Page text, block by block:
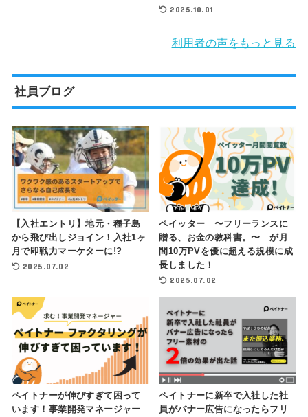
2025.10.01
利用者の声をもっと見る
社員ブログ
【入社エントリ】地元・種子島
から飛び出しジョイン！入社1ヶ
月で即戦力マーケターに!?
2025.07.02
ペイッター 〜フリーランスに
贈る、お金の教科書。〜 が月
間10万PVを優に超える規模に成
長しました！
2025.07.02
ペイトナーが伸びすぎて困って
います！事業開発マネージャー
ペイトナーに新卒で入社した社
員がバナー広告になったらフリ